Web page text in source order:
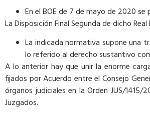
En el BOE de 7 de mayo de 2020
La Disposición Final Segunda de dicho
La indicada normativa supone una
lo referido al derecho sustantivo
A lo anterior hay que unir la enorme
fijados por Acuerdo entre el Consejo
órganos judiciales en la Orden JUS/
Juzgados.